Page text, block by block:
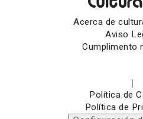
Acerca de
Aviso
Cumplimento
|
Política de
Política de